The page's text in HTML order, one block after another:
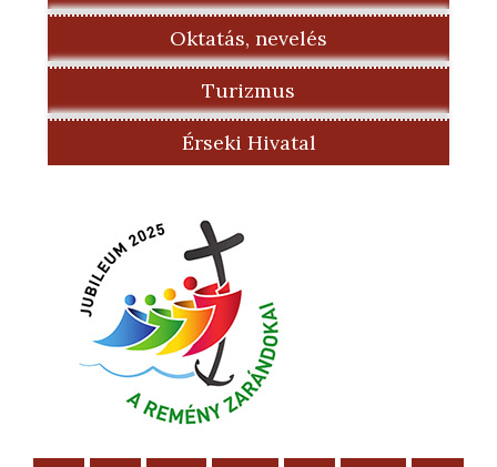
Oktatás, nevelés
Turizmus
Érseki Hivatal